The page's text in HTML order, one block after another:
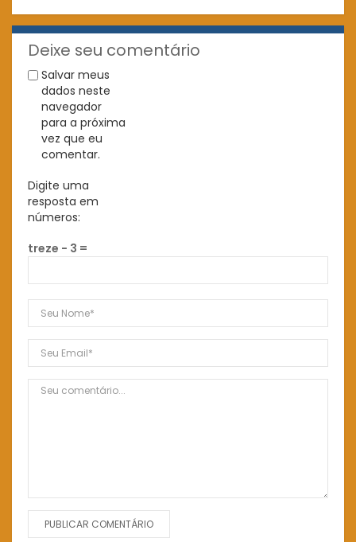
Deixe seu comentário
Salvar meus
dados neste
navegador
para a próxima
vez que eu
comentar.
Digite uma
resposta em
números:
treze − 3 =